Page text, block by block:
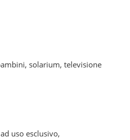
solarium, televisione
uso esclusivo,